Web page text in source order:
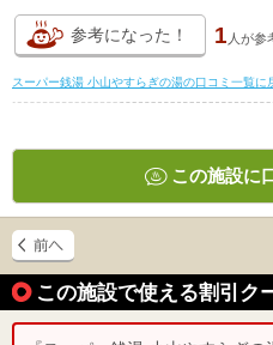
参考になった！ 1 人が参
スーパー銭湯 小山やすらぎの湯の口コミ一覧に
この施設に
この施設で使える割引ク